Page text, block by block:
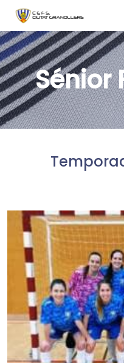
Sénior